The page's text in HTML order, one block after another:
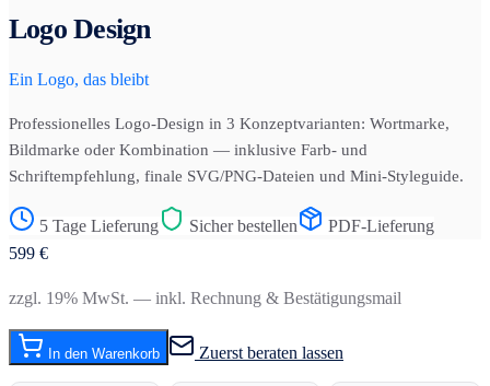
Logo Design
Ein Logo, das bleibt
Professionelles Logo-Design in 3 Konzeptvarianten: Wortmarke,
Bildmarke oder Kombination — inklusive Farb- und
Schriftempfehlung, finale SVG/PNG-Dateien und Mini-Styleguide.
5 Tage Lieferung Sicher bestellen
PDF-Lieferung
599 €
zzgl. 19% MwSt. — inkl. Rechnung & Bestätigungsmail
In den Warenkorb Zuerst beraten lassen